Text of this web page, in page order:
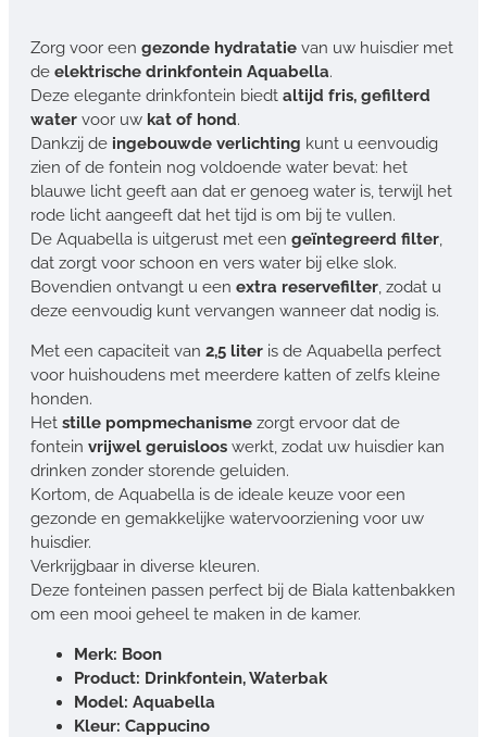
Zorg voor een gezonde hydratatie van uw huisdier met
de elektrische drinkfontein Aquabella.
Deze elegante drinkfontein biedt altijd fris, gefilterd
water voor uw kat of hond.
Dankzij de ingebouwde verlichting kunt u eenvoudig
zien of de fontein nog voldoende water bevat: het
blauwe licht geeft aan dat er genoeg water is, terwijl het
rode licht aangeeft dat het tijd is om bij te vullen.
De Aquabella is uitgerust met een geïntegreerd filter,
dat zorgt voor schoon en vers water bij elke slok.
Bovendien ontvangt u een extra reservefilter, zodat u
deze eenvoudig kunt vervangen wanneer dat nodig is.
Met een capaciteit van 2,5 liter is de Aquabella perfect
voor huishoudens met meerdere katten of zelfs kleine
honden.
Het stille pompmechanisme zorgt ervoor dat de
fontein vrijwel geruisloos werkt, zodat uw huisdier kan
drinken zonder storende geluiden.
Kortom, de Aquabella is de ideale keuze voor een
gezonde en gemakkelijke watervoorziening voor uw
huisdier.
Verkrijgbaar in diverse kleuren.
Deze fonteinen passen perfect bij de Biala kattenbakken
om een mooi geheel te maken in de kamer.
Merk: Boon
Product: Drinkfontein, Waterbak
Model: Aquabella
Kleur: Cappucino